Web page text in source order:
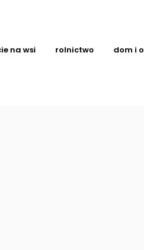
na wsi rolnictwo dom i